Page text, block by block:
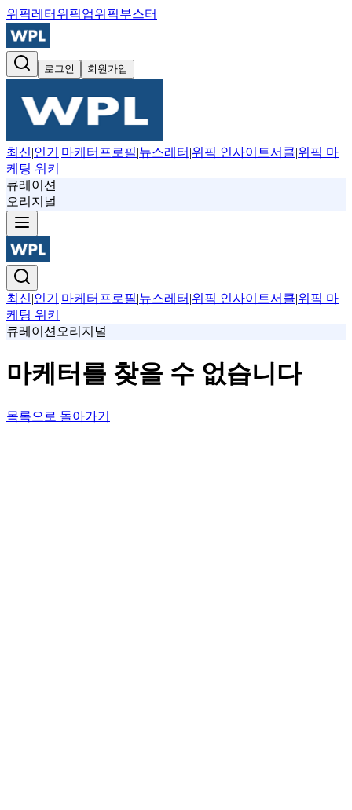
위픽레터 위픽업위픽부스터
로그인 회원가입
최신|인기 |마케터프로필|뉴스레터 |위픽 인사이트서클|위픽 마
케팅 위키
큐레이션
오리지널
최신|인기 |마케터프로필|뉴스레터 |위픽 인사이트서클|위픽 마
케팅 위키
큐레이션 오리지널
마케터를 찾을 수 없습니다
목록으로 돌아가기